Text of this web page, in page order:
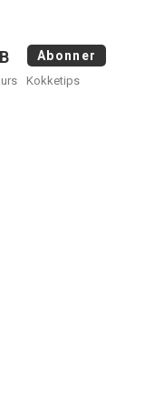
Abonner
Kokketips